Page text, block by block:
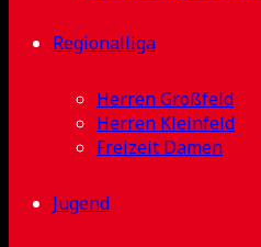
Regionalliga
Herren Großfeld
Herren Kleinfeld
Freizeit Damen
Jugend